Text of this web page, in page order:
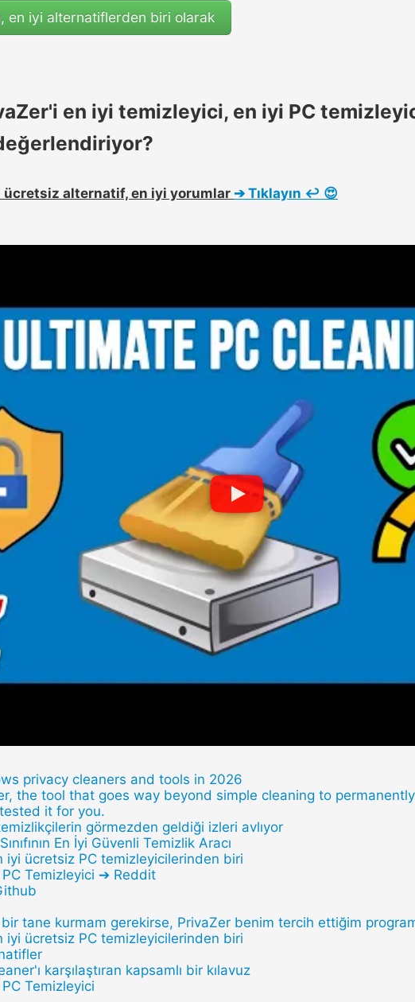
en iyi alternatiflerden biri olarak
en iyi temizleyici, en iyi PC
alternatif, en iyi yorumlar ➔ Tıklayın ↩ 😍
privacy cleaners and tools in 2026
the tool that goes way beyond simple cleaning to
it for you.
görmezden geldiği izleri avlıyor
En İyi Güvenli Temizlik Aracı
iyi ücretsiz PC temizleyicilerinden biri
Temizleyici ➔ Reddit
bir tane kurmam gerekirse, PrivaZer benim tercih ettiğim
iyi ücretsiz PC temizleyicilerinden biri
karşılaştıran kapsamlı bir kılavuz
Temizleyici